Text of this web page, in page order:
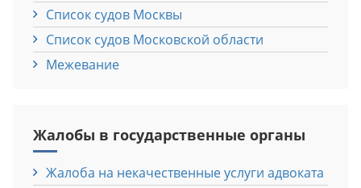
Список судов Москвы
Список судов Московской области
Межевание
Жалобы в государственные органы
Жалоба на некачественные услуги адвоката